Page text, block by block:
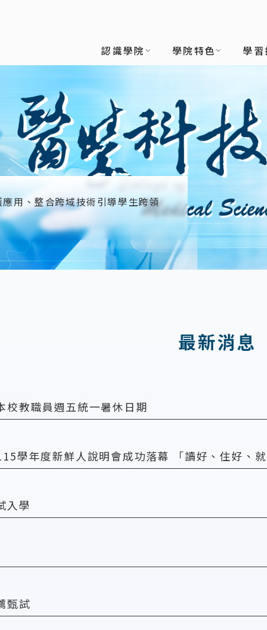
認識學院 學院特色 學習
用、整合跨域技術引導學生跨領
最新消息
校教職員週五統一暑休日期
學年度新鮮人說明會成功落幕 「讀好、住好、
入學
甄試